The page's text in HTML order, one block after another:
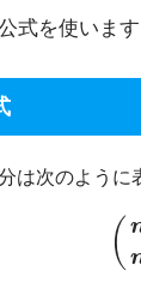
式を使いま
は次のように
(
(5)